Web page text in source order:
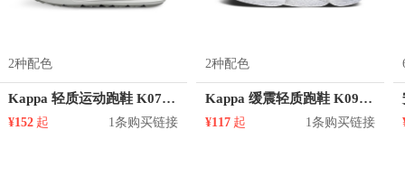
2种配色
Kappa 轻质运动跑鞋 K0725MQ86
¥152 起 1条购买链接
2种配色
Kappa 缓震轻质跑鞋 K0925MQ06
¥117 起 1条购买链接